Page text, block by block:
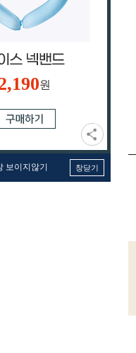
원
보이지않기 창닫기